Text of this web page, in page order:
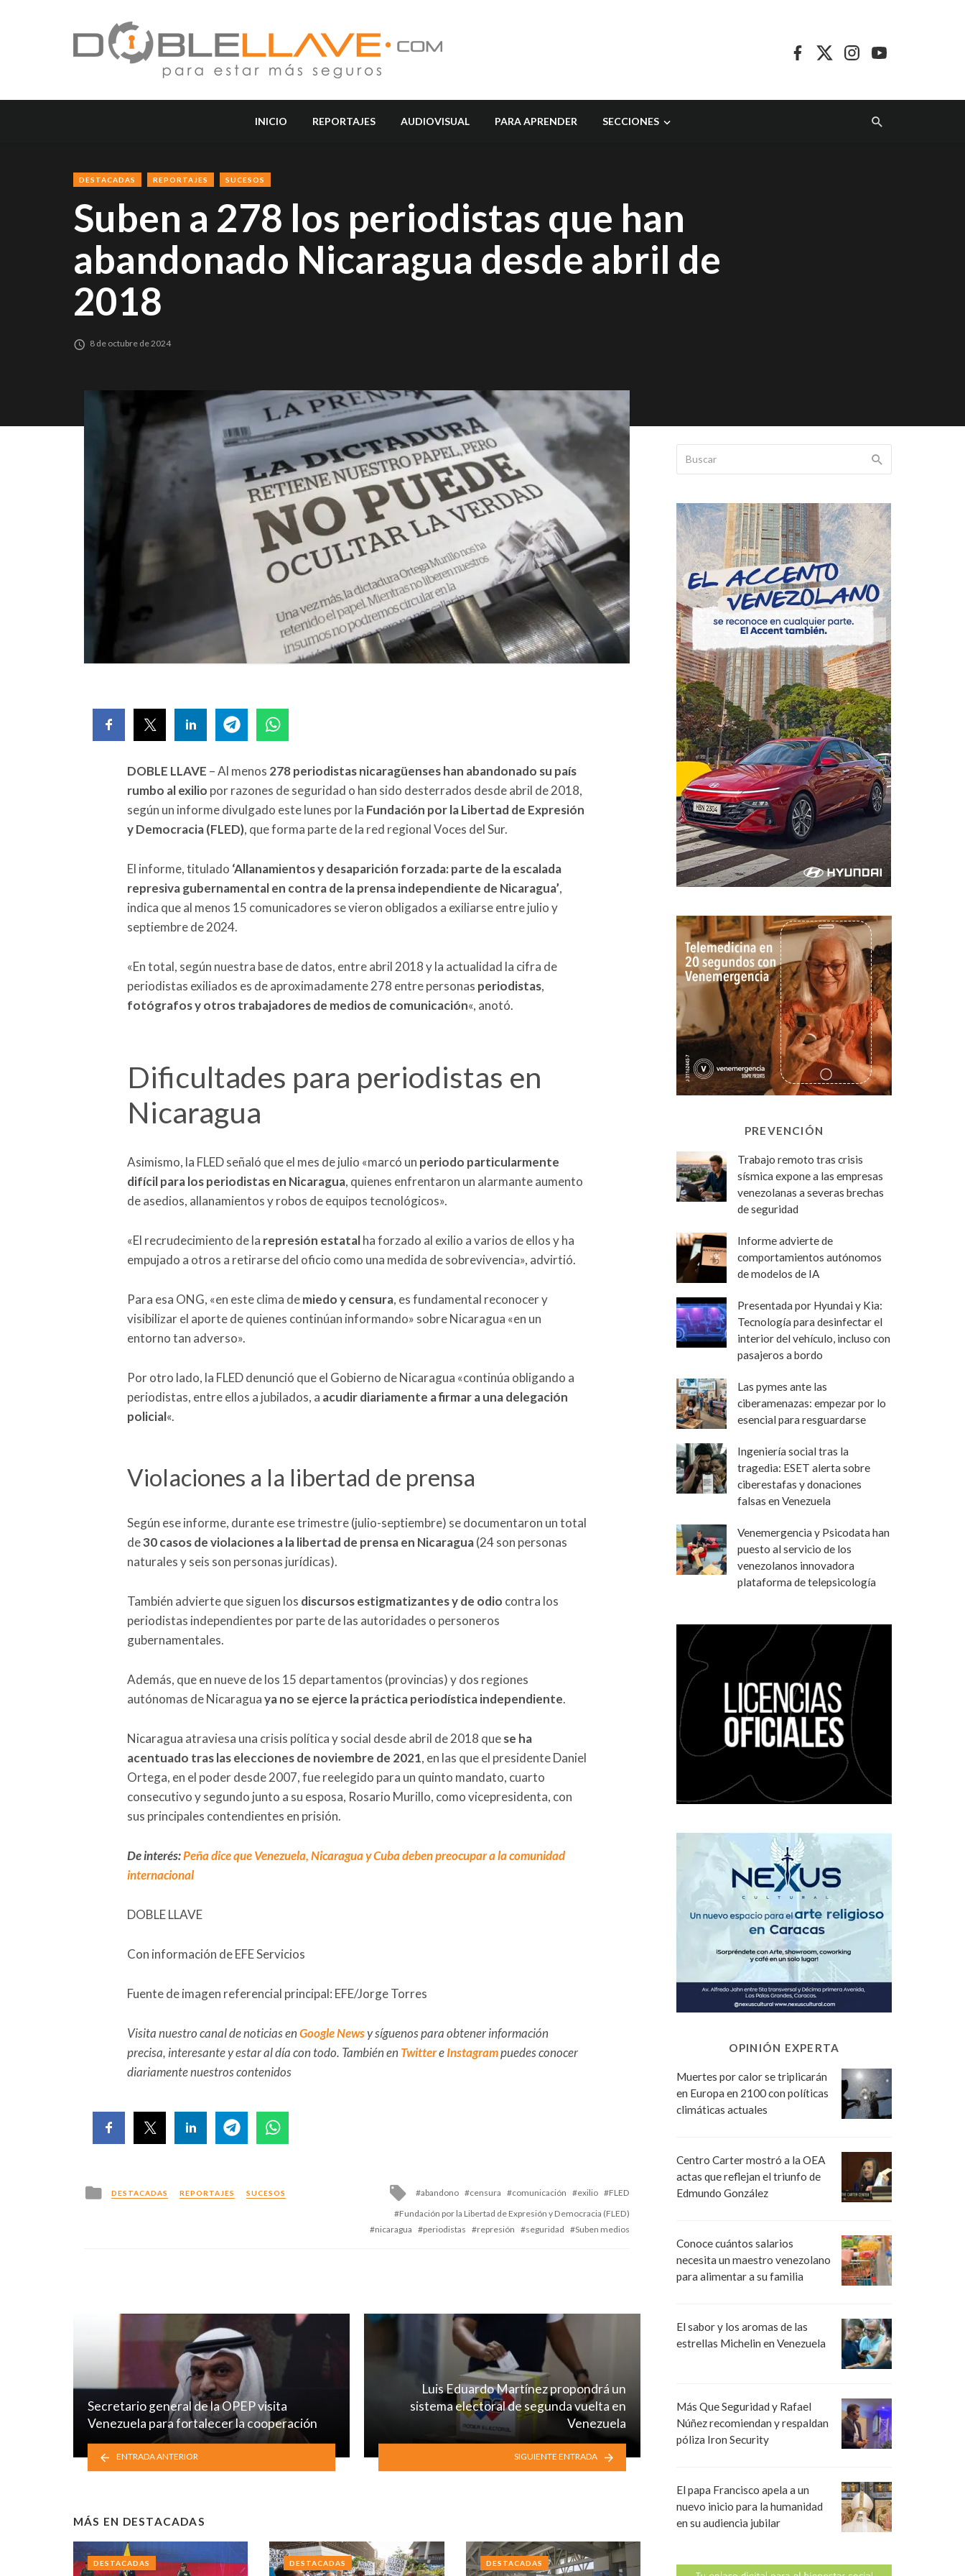
INICIO REPORTAJES AUDIOVISUAL PARA APRENDER SECCIONES
DESTACADAS REPORTAJES SUCESOS
Suben a 278 los periodistas que han
abandonado Nicaragua desde abril de
2018
8 de octubre de 2024
DOBLE LLAVE – Al menos 278 periodistas nicaragüenses han abandonado su país
rumbo al exilio por razones de seguridad o han sido desterrados desde abril de 2018,
según un informe divulgado este lunes por la Fundación por la Libertad de Expresión
y Democracia (FLED), que forma parte de la red regional Voces del Sur.
El informe, titulado ‘Allanamientos y desaparición forzada: parte de la escalada
represiva gubernamental en contra de la prensa independiente de Nicaragua’,
indica que al menos 15 comunicadores se vieron obligados a exiliarse entre julio y
septiembre de 2024.
«En total, según nuestra base de datos, entre abril 2018 y la actualidad la cifra de
periodistas exiliados es de aproximadamente 278 entre personas periodistas,
fotógrafos y otros trabajadores de medios de comunicación«, anotó.
Dificultades para periodistas en
Nicaragua
Asimismo, la FLED señaló que el mes de julio «marcó un periodo particularmente
difícil para los periodistas en Nicaragua, quienes enfrentaron un alarmante aumento
de asedios, allanamientos y robos de equipos tecnológicos».
«El recrudecimiento de la represión estatalha forzado al exilio a varios de ellos y ha
empujado a otros a retirarse del oficio como una medida de sobrevivencia», advirtió.
Para esa ONG, «en este clima demiedo y censura, es fundamental reconocer y
visibilizar el aporte de quienes continúan informando» sobre Nicaragua «en un
entorno tan adverso».
Por otro lado, la FLED denunció que el Gobierno de Nicaragua «continúa obligando a
periodistas, entre ellos a jubilados, a acudir diariamente a firmar a una delegación
policial«.
Violaciones a la libertad de prensa
Según ese informe, durante ese trimestre (julio-septiembre) se documentaron un total
de30 casos de violaciones a la libertad de prensa en Nicaragua(24 son personas
naturales y seis son personas jurídicas).
También advierte que siguen los discursos estigmatizantes y de odio contra los
periodistas independientes por parte de las autoridades o personeros
gubernamentales.
Además, que en nueve de los 15 departamentos (provincias) y dos regiones
autónomas de Nicaraguaya no se ejerce la práctica periodística independiente.
Nicaragua atraviesa una crisis política y social desde abril de 2018 quese ha
acentuado tras las elecciones de noviembre de 2021, en las que el presidente Daniel
Ortega, en el poder desde 2007, fue reelegido para un quinto mandato, cuarto
consecutivo y segundo junto a su esposa, Rosario Murillo, como vicepresidenta, con
sus principales contendientes en prisión.
De interés:Peña dice que Venezuela, Nicaragua y Cuba deben preocupar a la comunidad
internacional
DOBLE LLAVE
Con información de EFE Servicios
Fuente de imagen referencial principal: EFE/Jorge Torres
Visita nuestro canal de noticias enGoogle Newsy síguenos para obtener información
precisa, interesante y estar al día con todo. También en TwittereInstagrampuedes conocer
diariamente nuestros contenidos
Posted
in
DESTACADAS REPORTAJES SUCESOS
Tagged
abandono censura comunicación exilio
FLED
Fundación por la Libertad de Expresión y Democracia (FLED)
nicaragua
periodistas represión seguridad Suben medios
Secretario general de la OPEP visita
Venezuela para fortalecer la cooperación
ENTRADA ANTERIOR
Luis Eduardo Martínez propondrá un
sistema electoral de segunda vuelta en
Venezuela
SIGUIENTE ENTRADA
MÁS EN DESTACADAS
DESTACADAS DESTACADAS DESTACADAS
PREVENCIÓN
Trabajo remoto tras crisis
sísmica expone a las empresas
venezolanas a severas brechas
de seguridad
Informe advierte de
comportamientos autónomos
de modelos de IA
Presentada por Hyundai y Kia:
Tecnología para desinfectar el
interior del vehículo, incluso con
pasajeros a bordo
Las pymes ante las
ciberamenazas: empezar por lo
esencial para resguardarse
Ingeniería social tras la
tragedia: ESET alerta sobre
ciberestafas y donaciones
falsas en Venezuela
Venemergencia y Psicodata han
puesto al servicio de los
venezolanos innovadora
plataforma de telepsicología
OPINIÓN EXPERTA
Muertes por calor se triplicarán
en Europa en 2100 con políticas
climáticas actuales
Centro Carter mostró a la OEA
actas que reflejan el triunfo de
Edmundo González
Conoce cuántos salarios
necesita un maestro venezolano
para alimentar a su familia
El sabor y los aromas de las
estrellas Michelin en Venezuela
Más Que Seguridad y Rafael
Núñez recomiendan y respaldan
póliza Iron Security
El papa Francisco apela a un
nuevo inicio para la humanidad
en su audiencia jubilar